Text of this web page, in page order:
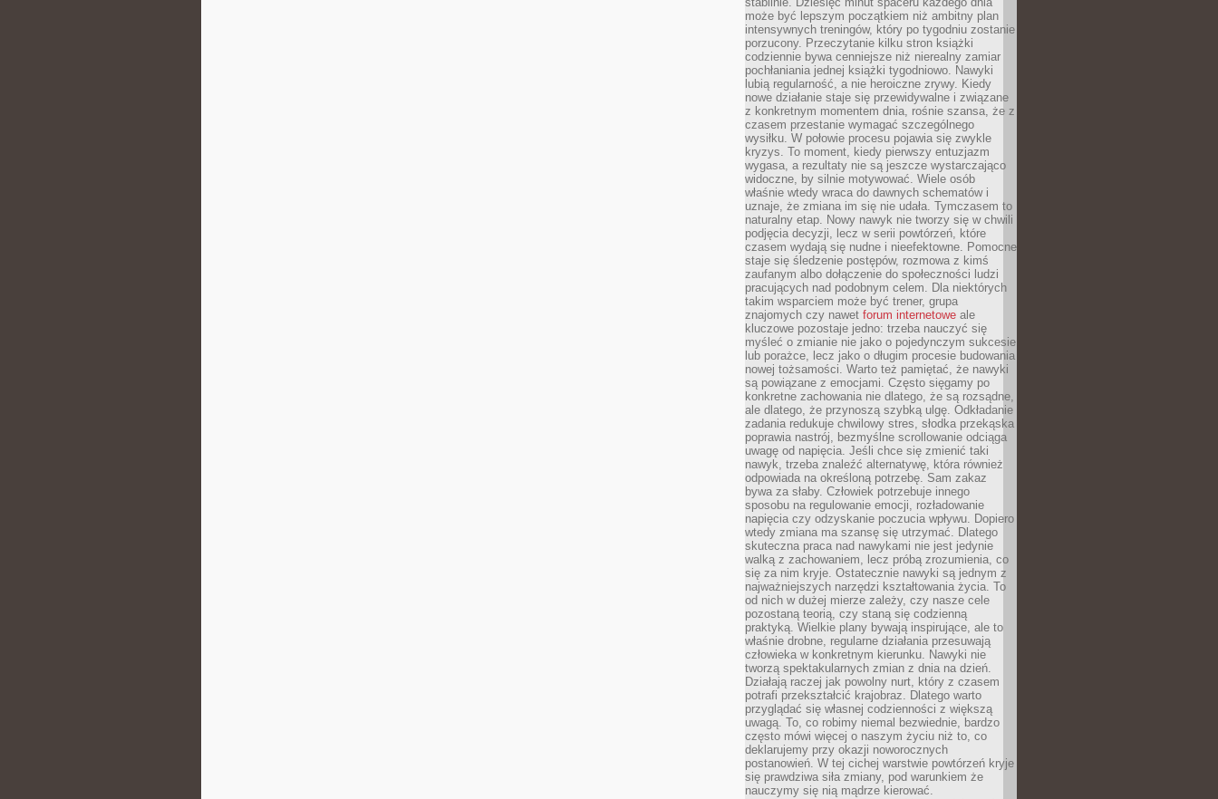
może być lepszym początkiem niż ambitny plan
intensywnych treningów, który po tygodniu zostanie
porzucony. Przeczytanie kilku stron książki
codziennie bywa cenniejsze niż nierealny zamiar
pochłaniania jednej książki tygodniowo. Nawyki
lubią regularność, a nie heroiczne zrywy. Kiedy
nowe działanie staje się przewidywalne i związane
z konkretnym momentem dnia, rośnie szansa, że z
czasem przestanie wymagać szczególnego
wysiłku. W połowie procesu pojawia się zwykle
kryzys. To moment, kiedy pierwszy entuzjazm
wygasa, a rezultaty nie są jeszcze wystarczająco
widoczne, by silnie motywować. Wiele osób
właśnie wtedy wraca do dawnych schematów i
uznaje, że zmiana im się nie udała. Tymczasem to
naturalny etap. Nowy nawyk nie tworzy się w chwili
podjęcia decyzji, lecz w serii powtórzeń, które
czasem wydają się nudne i nieefektowne. Pomocne
staje się śledzenie postępów, rozmowa z kimś
zaufanym albo dołączenie do społeczności ludzi
pracujących nad podobnym celem. Dla niektórych
takim wsparciem może być trener, grupa
znajomych czy nawet forum internetowe ale
kluczowe pozostaje jedno: trzeba nauczyć się
myśleć o zmianie nie jako o pojedynczym sukcesie
lub porażce, lecz jako o długim procesie budowania
nowej tożsamości. Warto też pamiętać, że nawyki
są powiązane z emocjami. Często sięgamy po
konkretne zachowania nie dlatego, że są rozsądne,
ale dlatego, że przynoszą szybką ulgę. Odkładanie
zadania redukuje chwilowy stres, słodka przekąska
poprawia nastrój, bezmyślne scrollowanie odciąga
uwagę od napięcia. Jeśli chce się zmienić taki
nawyk, trzeba znaleźć alternatywę, która również
odpowiada na określoną potrzebę. Sam zakaz
bywa za słaby. Człowiek potrzebuje innego
sposobu na regulowanie emocji, rozładowanie
napięcia czy odzyskanie poczucia wpływu. Dopiero
wtedy zmiana ma szansę się utrzymać. Dlatego
skuteczna praca nad nawykami nie jest jedynie
walką z zachowaniem, lecz próbą zrozumienia, co
się za nim kryje. Ostatecznie nawyki są jednym z
najważniejszych narzędzi kształtowania życia. To
od nich w dużej mierze zależy, czy nasze cele
pozostaną teorią, czy staną się codzienną
praktyką. Wielkie plany bywają inspirujące, ale to
właśnie drobne, regularne działania przesuwają
człowieka w konkretnym kierunku. Nawyki nie
tworzą spektakularnych zmian z dnia na dzień.
Działają raczej jak powolny nurt, który z czasem
potrafi przekształcić krajobraz. Dlatego warto
przyglądać się własnej codzienności z większą
uwagą. To, co robimy niemal bezwiednie, bardzo
często mówi więcej o naszym życiu niż to, co
deklarujemy przy okazji noworocznych
postanowień. W tej cichej warstwie powtórzeń kryje
się prawdziwa siła zmiany, pod warunkiem że
nauczymy się nią mądrze kierować.